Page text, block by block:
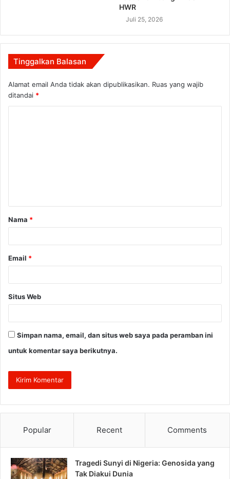
HWR
Juli 25, 2026
Tinggalkan Balasan
Alamat email Anda tidak akan dipublikasikan. Ruas yang wajib
ditandai *
a
r
Nama *
Email *
Situs Web
Simpan nama, email, dan situs web saya pada peramban ini
untuk komentar saya berikutnya.
Popular Recent Comments
Tragedi Sunyi di Nigeria: Genosida yang
Tak Diakui Dunia